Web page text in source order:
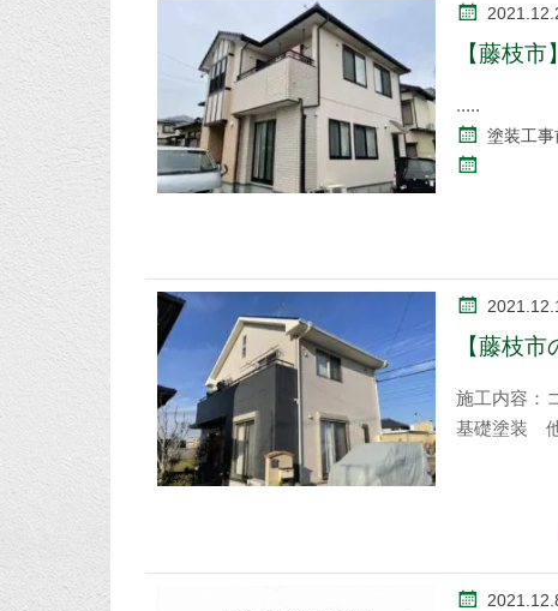
【藤枝
塗装工
【藤枝
施工内容：
基礎塗装